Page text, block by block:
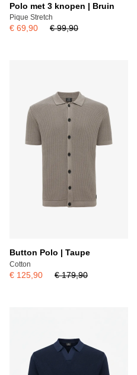
Polo met 3 knopen | Bruin
Pique Stretch
€ 69,90 € 99,90
Button Polo | Taupe
Cotton
€ 125,90 € 179,90